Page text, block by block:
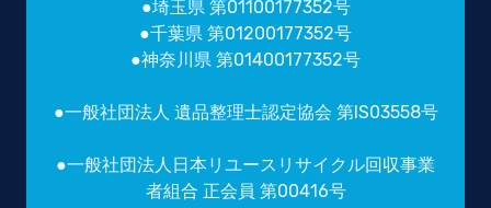
●埼玉県 第01100177352号
●千葉県 第01200177352号
●神奈川県 第01400177352号
●一般社団法人 遺品整理士認定協会 第IS03558号
●一般社団法人日本リユースリサイクル回収事業
者組合 正会員 第00416号